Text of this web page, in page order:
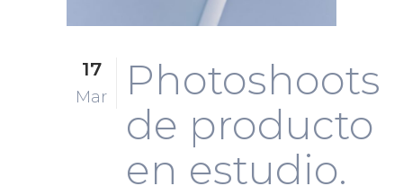
17
Mar
Photoshoots
de producto
en estudio.